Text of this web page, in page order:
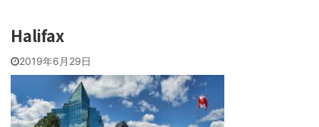
Halifax
2019年6月29日